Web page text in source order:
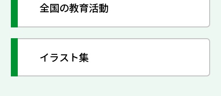
全国の教育活動
イラスト集